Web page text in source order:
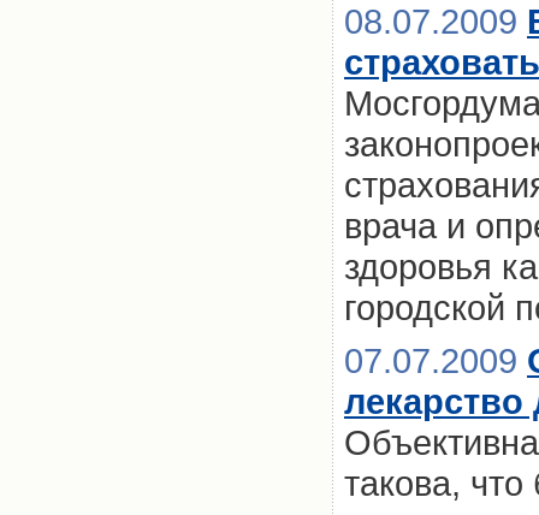
08.07.2009
врача и
здоровья
городской
07.07.2009
такова,